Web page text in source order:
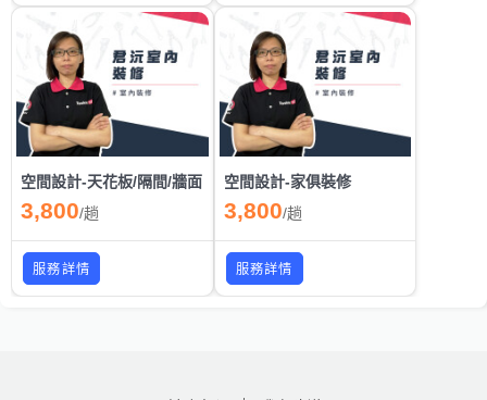
空間設計-天花板/隔間/牆面
3,800/趟
服務詳情
空間設計-家俱裝修
3,800/趟
服務詳情